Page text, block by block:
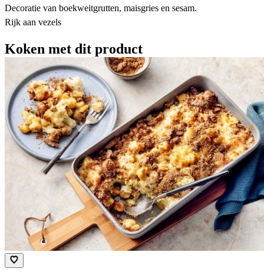
Decoratie van boekweitgrutten, maisgries en sesam.
Rijk aan vezels
Koken met dit product